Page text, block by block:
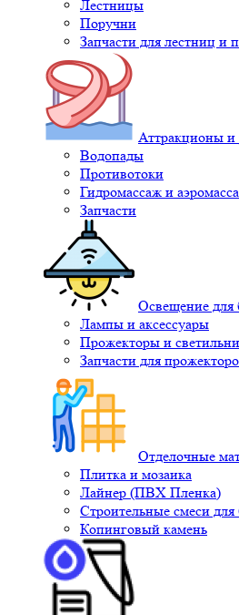
Лестницы
Поручни
Запчасти для лестниц и
Аттракционы и
Водопады
Противотоки
Гидромассаж и
Запчасти
Освещение для
Лампы и аксессуары
Прожекторы и
Запчасти для
Отделочные
Плитка и мозаика
Лайнер (ПВХ Пленка)
Строительные смеси для
Копинговый камень